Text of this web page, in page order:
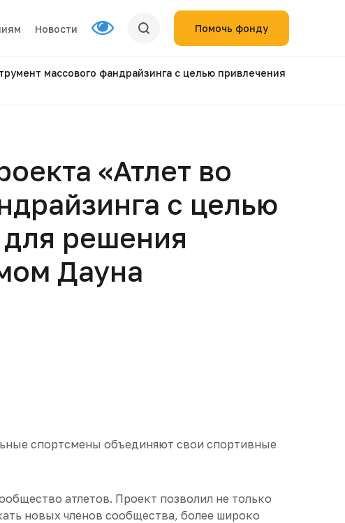
Новости Помочь фонду
массового фандрайзинга с целью привлечения
«Атлет во
с целью
решения
Дауна
спортсмены объединяют свои спортивные
атлетов. Проект позволил не только
новых членов сообщества, более широко